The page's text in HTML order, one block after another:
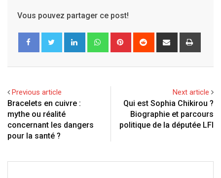
Vous pouvez partager ce post!
LinkedIn WhatsappPinterest Reddit
Partager
Previous article
Bracelets en cuivre :
mythe ou réalité
concernant les dangers
pour la santé ?
Next article
Qui est Sophia Chikirou ?
Biographie et parcours
politique de la députée LFI